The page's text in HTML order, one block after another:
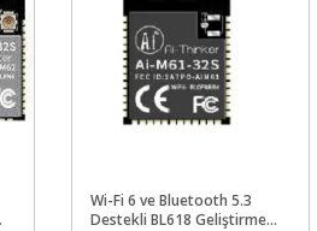
Wi-Fi 6 ve Bluetooth 5.3
Destekli BL618 Geliştirme